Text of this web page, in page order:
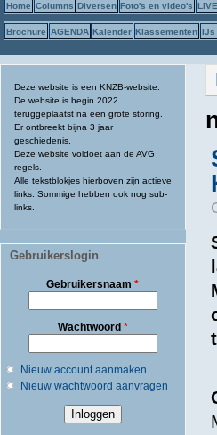
Home Columns Diversen Foto's en video's
Brochure AGENDA Kalender Klassementen IJs
Deze website is een KNZB-website.
De website is begin 2022
teruggeplaatst na een grote storing.
Er ontbreekt bijna 3 jaar
geschiedenis.
Deze website voldoet aan de AVG
regels.
Alle tekstblokjes hierboven zijn actieve
links. Sommige hebben ook nog sub-
links.
Gebruikerslogin
Gebruikersnaam*
Wachtwoord *
Nieuw account aanmaken
Nieuw wachtwoord aanvragen